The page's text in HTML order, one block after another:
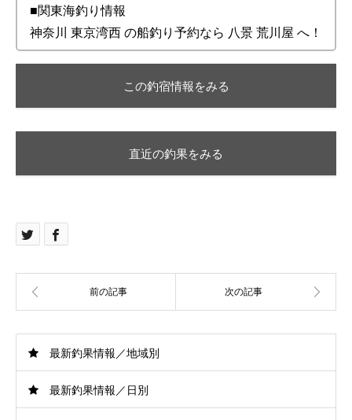
■関東海釣り情報
神奈川 東京湾西 の船釣り予約なら 八景 荒川屋 へ！
この釣宿情報をみる
直近の釣果をみる
最新釣果情報／地域別
最新釣果情報／日別